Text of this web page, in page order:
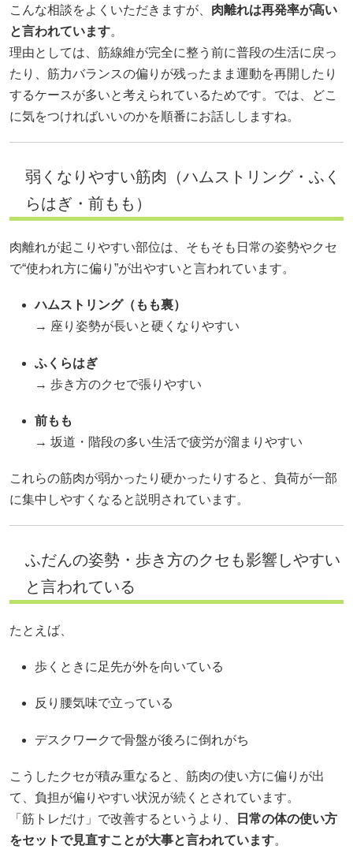
こんな相談をよくいただきますが、 肉離れは再発率が高い
と言われています。
理由としては、筋線維が完全に整う前に普段の生活に戻っ
たり、筋力バランスの偏りが残ったまま運動を再開したり
するケースが多いと考えられているためです。では、どこ
に気をつければいいのかを順番にお話ししますね。
弱くなりやすい筋肉（ハムストリング・ふく
らはぎ・前もも）
肉離れが起こりやすい部位は、そもそも日常の姿勢やクセ
で“使われ方に偏り”が出やすいと言われています。
ハムストリング（もも裏）
→ 座り姿勢が長いと硬くなりやすい
ふくらはぎ
→ 歩き方のクセで張りやすい
前もも
→ 坂道・階段の多い生活で疲労が溜まりやすい
これらの筋肉が弱かったり硬かったりすると、負荷が一部
に集中しやすくなると説明されています。
ふだんの姿勢・歩き方のクセも影響しやすい
と言われている
たとえば、
歩くときに足先が外を向いている
反り腰気味で立っている
デスクワークで骨盤が後ろに倒れがち
こうしたクセが積み重なると、筋肉の使い方に偏りが出
て、負担が偏りやすい状況が続くとされています。
「筋トレだけ」で改善するというより、
日常の体の使い方
をセットで見直すことが大事と言われています。